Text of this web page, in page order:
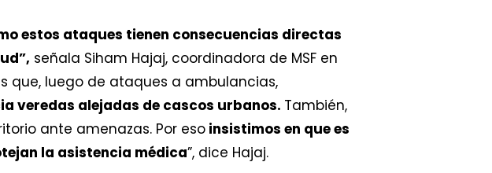
estos ataques tienen consecuencias directas
señala Siham Hajaj, coordinadora de MSF en
que, luego de ataques a ambulancias,
veredas alejadas de cascos urbanos. También,
ante amenazas. Por eso insistimos en que es
la asistencia médica”, dice Hajaj.